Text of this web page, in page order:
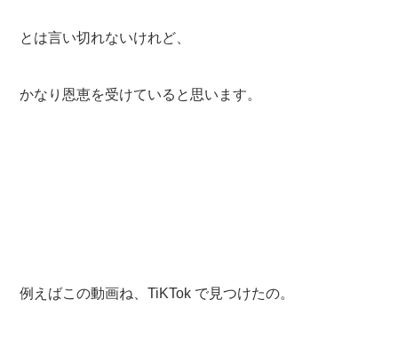
とは言い切れないけれど、
かなり恩恵を受けていると思います。
例えばこの動画ね、TiKTok で見つけたの。